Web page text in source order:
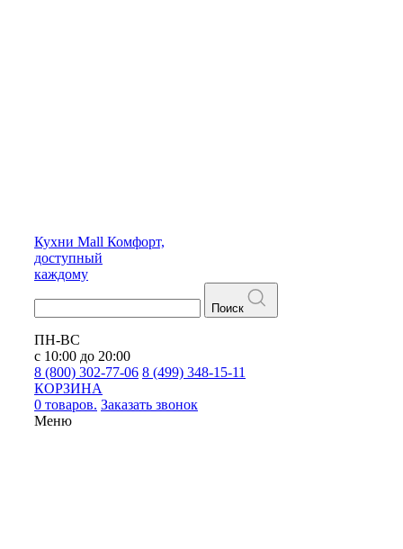
Кухни Mall Комфорт,
доступный
каждому
Поиск
ПН-ВС
с 10:00 до 20:00
8 (800) 302-77-06 8 (499) 348-15-11
КОРЗИНА
0 товаров. Заказать звонок
Меню